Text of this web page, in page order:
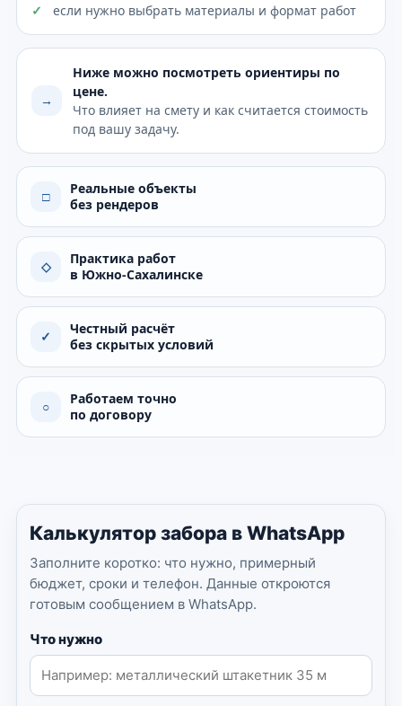
если нужно выбрать материалы и формат работ
→
Ниже можно посмотреть ориентиры по
цене.
Что влияет на смету и как считается стоимость
под вашу задачу.
□
Реальные объекты
без рендеров
◇
Практика работ
в Южно-Сахалинске
✓
Честный расчёт
без скрытых условий
○
Работаем точно
по договору
Калькулятор забора в WhatsApp
Заполните коротко: что нужно, примерный
бюджет, сроки и телефон. Данные откроются
готовым сообщением в WhatsApp.
Что нужно